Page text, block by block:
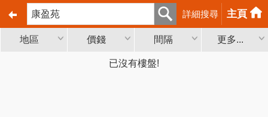
詳細搜尋 主頁
地區 價錢 間隔 更多...
已沒有樓盤!